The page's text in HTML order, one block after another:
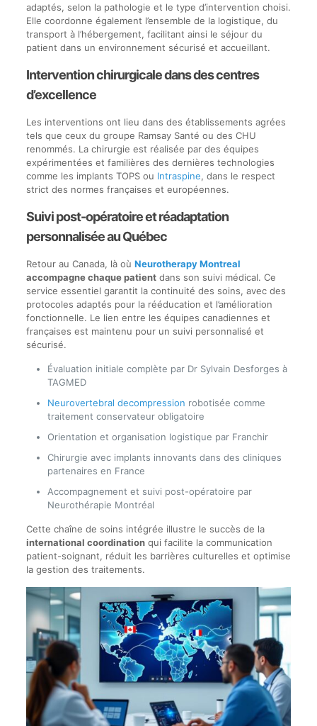
adaptés, selon la pathologie et le type d’intervention choisi.
Elle coordonne également l’ensemble de la logistique, du
transport à l’hébergement, facilitant ainsi le séjour du
patient dans un environnement sécurisé et accueillant.
Intervention chirurgicale dans des centres
d’excellence
Les interventions ont lieu dans des établissements agrées
tels que ceux du groupe Ramsay Santé ou des CHU
renommés. La chirurgie est réalisée par des équipes
expérimentées et familières des dernières technologies
comme les implants TOPS ou Intraspine, dans le respect
strict des normes françaises et européennes.
Suivi post-opératoire et réadaptation
personnalisée au Québec
Retour au Canada, là où Neurotherapy Montreal
accompagne chaque patientdans son suivi médical. Ce
service essentiel garantit la continuité des soins, avec des
protocoles adaptés pour la rééducation et l’amélioration
fonctionnelle. Le lien entre les équipes canadiennes et
françaises est maintenu pour un suivi personnalisé et
sécurisé.
Évaluation initiale complète par Dr Sylvain Desforges à
TAGMED
Neurovertebral decompression robotisée comme
traitement conservateur obligatoire
Orientation et organisation logistique par Franchir
Chirurgie avec implants innovants dans des cliniques
partenaires en France
Accompagnement et suivi post-opératoire par
Neurothérapie Montréal
Cette chaîne de soins intégrée illustre le succès de la
international coordinationqui facilite la communication
patient-soignant, réduit les barrières culturelles et optimise
la gestion des traitements.